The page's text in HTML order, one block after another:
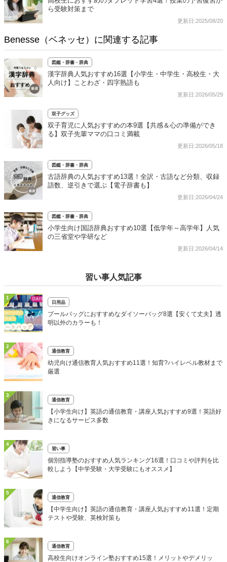
ら受験対策まで
更新日:2025/08/20
Benesse（ベネッセ）に関連する記事
図鑑・辞書・辞典
漢字辞典人気おすすめ16選【小学生・中学生・高校生・大
人向け】ことわざ・四字熟語も
更新日:2026/05/29
双子グッズ
双子育児に人気おすすめの本9選【共感＆心の準備ができ
る】双子先輩ママの口コミ満載
更新日:2026/05/18
図鑑・辞書・辞典
古語辞典の人気おすすめ13選！全訳・古語など分類、収録
語数、逆引きで選ぶ【電子辞書も】
更新日:2026/04/24
図鑑・辞書・辞典
小学生向け国語辞典おすすめ10選【低学年～高学年】人気
の三省堂や学研など
更新日:2026/04/14
習い事人気記事
1
日用品
プールバッグにおすすめなダイソーバッグ8選【安くて丈夫】透
明以外のカラーも！
2
通信教育
幼児向け通信教育人気おすすめ11選！知育?ハイレベル教材まで
厳選
3
通信教育
【小学生向け】英語の通信教育・講座人気おすすめ9選！英語好
きになるサービス多数
4
習い事
個別指導塾のおすすめ人気ランキング16選！口コミや評判を比
較しよう【中学受験・大学受験にもオススメ】
5
通信教育
【中学生向け】英語の通信教育・講座人気おすすめ11選！定期
テストや受験、英検対策も
6
通信教育
高校生向けオンライン塾おすすめ15選！メリットやデメリッ